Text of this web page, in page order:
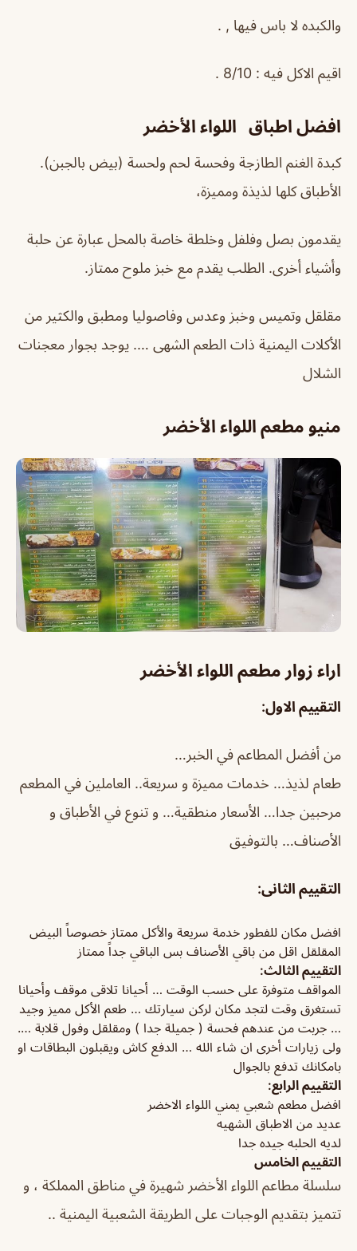
والكبده لا باس فيها , .
اقيم الاكل فيه : 8/10 .
افضل اطباق اللواء الأخضر
كبدة الغنم الطازجة وفحسة لحم ولحسة (بيض بالجبن).
الأطباق كلها لذيذة ومميزة،
يقدمون بصل وفلفل وخلطة خاصة بالمحل عبارة عن حلبة
وأشياء أخرى. الطلب يقدم مع خبز ملوح ممتاز.
مقلقل وتميس وخبز وعدس وفاصوليا ومطبق والكثير من
الأكلات اليمنية ذات الطعم الشهى …. يوجد بجوار معجنات
الشلال
منيو مطعم اللواء الأخضر
اراء زوار مطعم اللواء الأخضر
التقييم الاول:
من أفضل المطاعم في الخبر…
طعام لذيذ… خدمات مميزة و سريعة.. العاملين في المطعم
مرحبين جدا… الأسعار منطقية… و تنوع في الأطباق و
الأصناف… بالتوفيق
التقييم الثانى:
افضل مكان للفطور خدمة سريعة والأكل ممتاز خصوصاً البيض
المقلقل اقل من باقي الأصناف بس الباقي جداً ممتاز
التقييم الثالث:
المواقف متوفرة على حسب الوقت … أحيانا تلاقى موقف وأحيانا
تستغرق وقت لتجد مكان لركن سيارتك … طعم الأكل مميز وجيد
… جربت من عندهم فحسة ( جميلة جدا ) ومقلقل وفول قلابة ….
ولى زيارات أخرى ان شاء الله … الدفع كاش ويقبلون البطاقات او
بامكانك تدفع بالجوال
التقييم الرابع:
افضل مطعم شعبي يمني اللواء الاخضر
عديد من الاطباق الشهيه
لديه الحلبه جيده جدا
التقييم الخامس
سلسلة مطاعم اللواء الأخضر شهيرة في مناطق المملكة ، و
تتميز بتقديم الوجبات على الطريقة الشعبية اليمنية ..